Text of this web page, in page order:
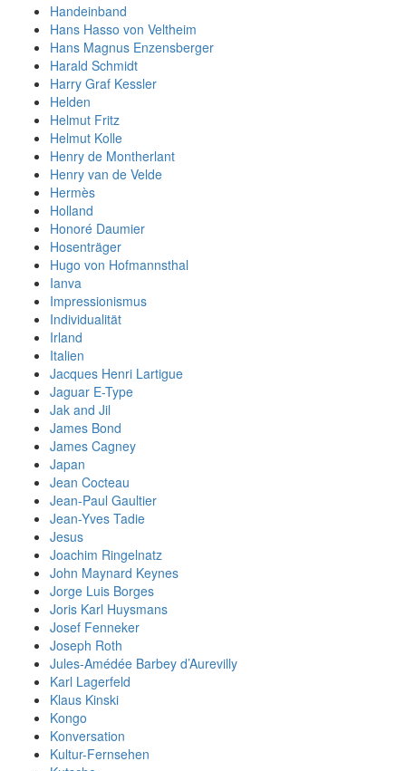
Handeinband
Hans Hasso von Veltheim
Hans Magnus Enzensberger
Harald Schmidt
Harry Graf Kessler
Helden
Helmut Fritz
Helmut Kolle
Henry de Montherlant
Henry van de Velde
Hermès
Holland
Honoré Daumier
Hosenträger
Hugo von Hofmannsthal
Ianva
Impressionismus
Individualität
Irland
Italien
Jacques Henri Lartigue
Jaguar E-Type
Jak and Jil
James Bond
James Cagney
Japan
Jean Cocteau
Jean-Paul Gaultier
Jean-Yves Tadie
Jesus
Joachim Ringelnatz
John Maynard Keynes
Jorge Luis Borges
Joris Karl Huysmans
Josef Fenneker
Joseph Roth
Jules-Amédée Barbey d’Aurevilly
Karl Lagerfeld
Klaus Kinski
Kongo
Konversation
Kultur-Fernsehen